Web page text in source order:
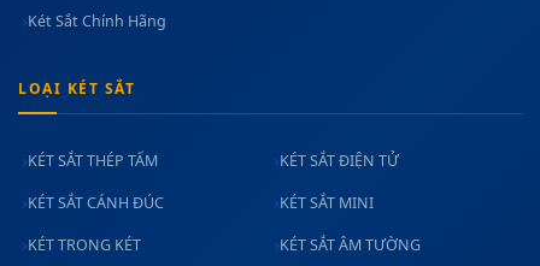
Két Sắt Chính Hãng
LOẠI KÉT SẮT
KÉT SẮT THÉP TẤM KÉT SẮT ĐIỆN TỬ
KÉT SẮT CÁNH ĐÚC KÉT SẮT MINI
KÉT TRONG KÉT KÉT SẮT ÂM TƯỜNG